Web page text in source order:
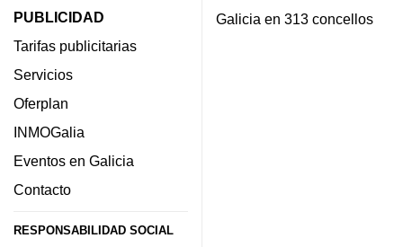
PUBLICIDAD
Tarifas publicitarias
Servicios
Oferplan
INMOGalia
Eventos en Galicia
Contacto
RESPONSABILIDAD SOCIAL
Galicia en 313 concellos